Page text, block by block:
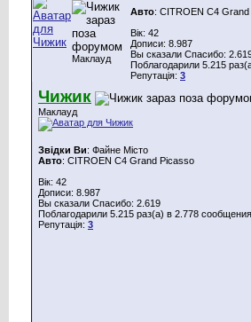
Маклауд
Авто: CITROEN C4
Вік: 42
Дописи: 8.987
Вы сказали Спасибо:
Поблагодарили 5.215
Репутація: 3
Чижик
Маклауд
Звідки Ви: Файне Місто
Авто: CITROEN C4 Grand Picasso
Вік: 42
Дописи: 8.987
Вы сказали Спасибо: 2.619
Поблагодарили 5.215 раз(а) в 2.778
Репутація: 3